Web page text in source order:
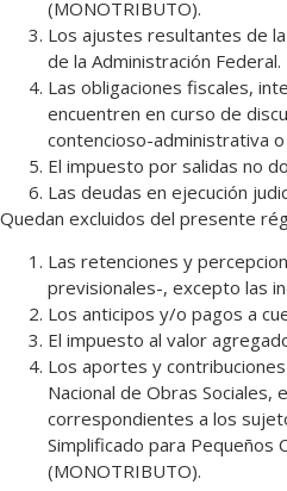
(MONOTRIBUTO).
Los ajustes resultantes de
de la Administración Federal.
Las obligaciones fiscales,
encuentren en curso de
contencioso-administrativa o
El impuesto por salidas no
Las deudas en ejecución
Quedan excluidos del presente
Las retenciones y
previsionales-, excepto las
Los anticipos y/o pagos a
El impuesto al valor
Los aportes y
Nacional de Obras Sociales,
correspondientes a los
Simplificado para Pequeños
(MONOTRIBUTO).